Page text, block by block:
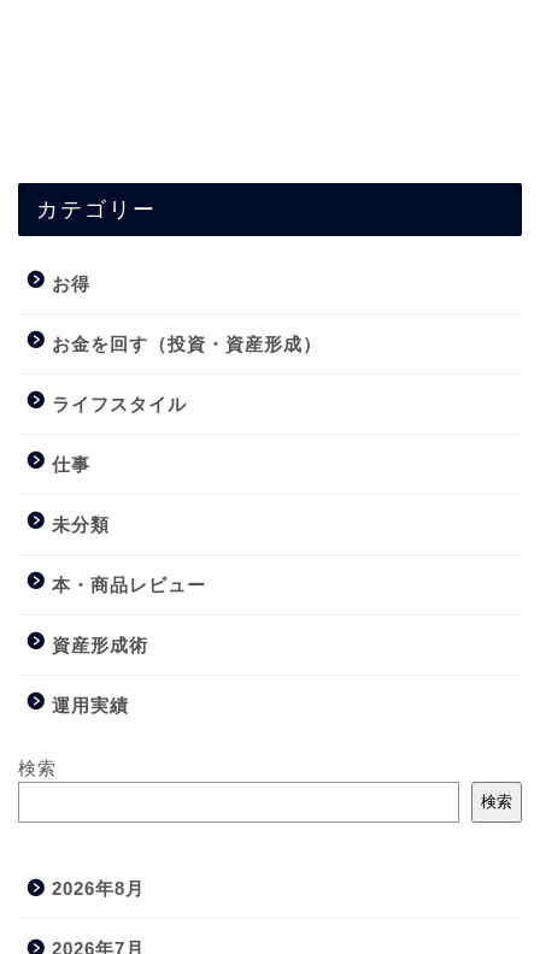
カテゴリー
お得
お金を回す（投資・資産形成）
ライフスタイル
仕事
未分類
本・商品レビュー
資産形成術
運用実績
検索
検索
2026年8月
2026年7月